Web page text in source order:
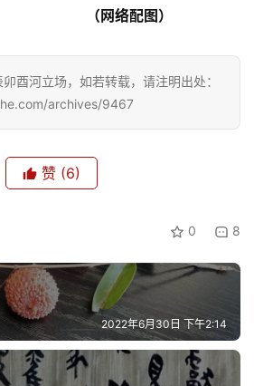
络配图）
酉河立场，如若转载，请注明出处：
archives/9467
赞 (6)
0 8
2022年6月30日 下午2:14